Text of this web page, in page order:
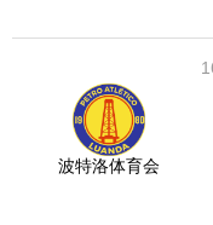
波特洛体育会